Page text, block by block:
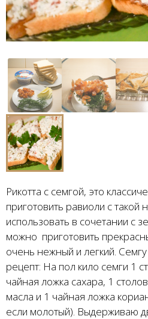
Рикотта с семгой, это
приготовить равиоли с такой
использовать в сочетании с
можно приготовить
очень нежный и легкий.
рецепт: На пол кило семги 1
чайная ложка сахара, 1
масла и 1 чайная ложка
если молотый). Выдерживаю